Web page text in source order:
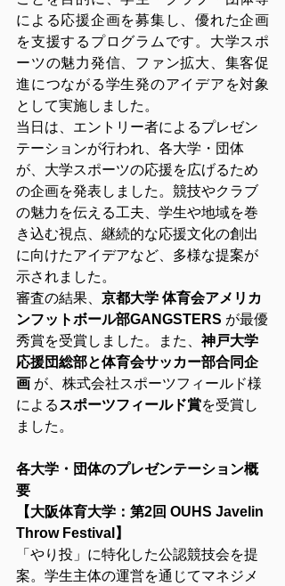
による応援企画を募集し、優れた企画
を支援するプログラムです。大学スポ
ーツの魅力発信、ファン拡大、集客促
進につながる学生発のアイデアを対象
として実施しました。
当日は、エントリー者によるプレゼン
テーションが行われ、各大学・団体
が、大学スポーツの応援を広げるため
の企画を発表しました。競技やクラブ
の魅力を伝える工夫、学生や地域を巻
き込む視点、継続的な応援文化の創出
に向けたアイデアなど、多様な提案が
示されました。
審査の結果、 京都大学 体育会アメリカ
ンフットボール部GANGSTERS が最優
秀賞を受賞しました。また、神戸大学
応援団総部と体育会サッカー部合同企
画 が、株式会社スポーツフィールド様
による スポーツフィールド賞を受賞し
ました。
各大学・団体のプレゼンテーション概
要
【大阪体育大学：第2回 OUHS Javelin
Throw Festival】
「やり投」に特化した公認競技会を提
案。学生主体の運営を通じてマネジメ